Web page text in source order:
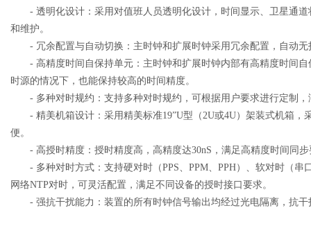
- 透明化设计：采用对值班人员透明化设计，时间显示、卫星通道
和维护。
- 冗余配置与自动切换：主时钟和扩展时钟采用冗余配置，自动无
- 高精度时间自保持单元：主时钟和扩展时钟内部有高精度时间自
时源的情况下，也能保持较高的时间精度。
- 多种对时规约：支持多种对时规约，可根据用户要求进行定制，
- 精美机箱设计：采用精美标准19”U型（2U或4U）架装式机箱，
便。
- 高授时精度：授时精度高，高精度达30nS，满足高精度时间同步
- 多种对时方式：支持硬对时（PPS、PPM、PPH）、软对时（串
网络NTP对时，可灵活配置，满足不同设备的授时接口要求。
- 强抗干扰能力：装置的所有时钟信号输出均经过光电隔离，抗干